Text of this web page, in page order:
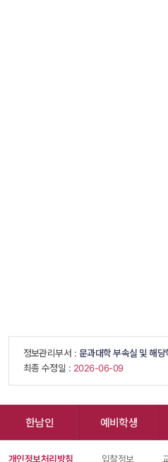
정보관리부서 : 문과대학 부속실 및 해당
최종 수정일 : 2026-06-09
한남인 예비학생
개인정보처리방침 입찰정보